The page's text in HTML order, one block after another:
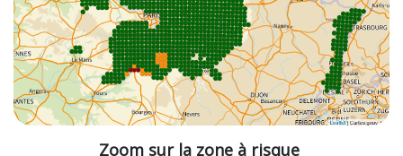
Zoom sur la zone à risque